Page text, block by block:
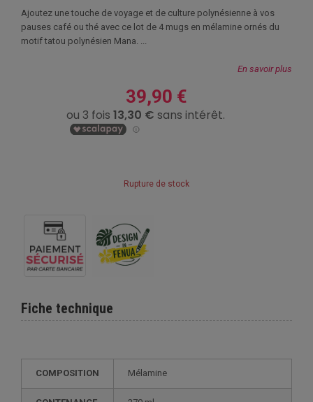
Ajoutez une touche de voyage et de culture polynésienne à vos
pauses café ou thé avec ce lot de 4 mugs en mélamine ornés du
motif tatou polynésien Mana. ...
En savoir plus
39,90 €
Rupture de stock
Fiche technique
COMPOSITION Mélamine